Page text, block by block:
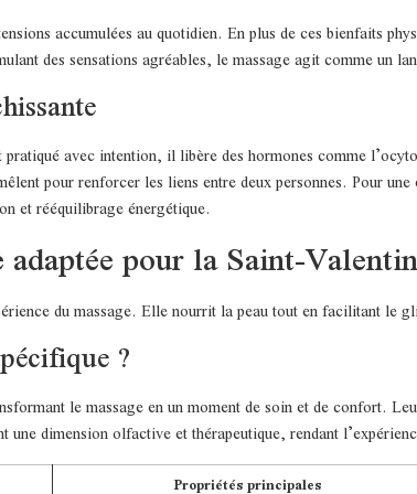
accumulées au quotidien. En plus de ces bienfaits
des sensations agréables, le massage agit comme un
avec intention, il libère des hormones comme
pour renforcer les liens entre deux personnes. Pour
et rééquilibrage énergétique.
pour la Saint-Valentin
du massage. Elle nourrit la peau tout en facilitant le
?
le massage en un moment de soin et de confort.
dimension olfactive et thérapeutique, rendant
Propriétés principales